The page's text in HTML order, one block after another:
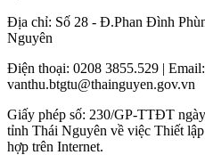
Địa chỉ: Số 28 - Đ.Phan Đình
Nguyên
Điện thoại: 0208 3855.529 | Email:
vanthu.btgtu@thainguyen.gov.vn
Giấy phép số: 230/GP-TTĐT
tỉnh Thái Nguyên về việc Thiết
hợp trên Internet.